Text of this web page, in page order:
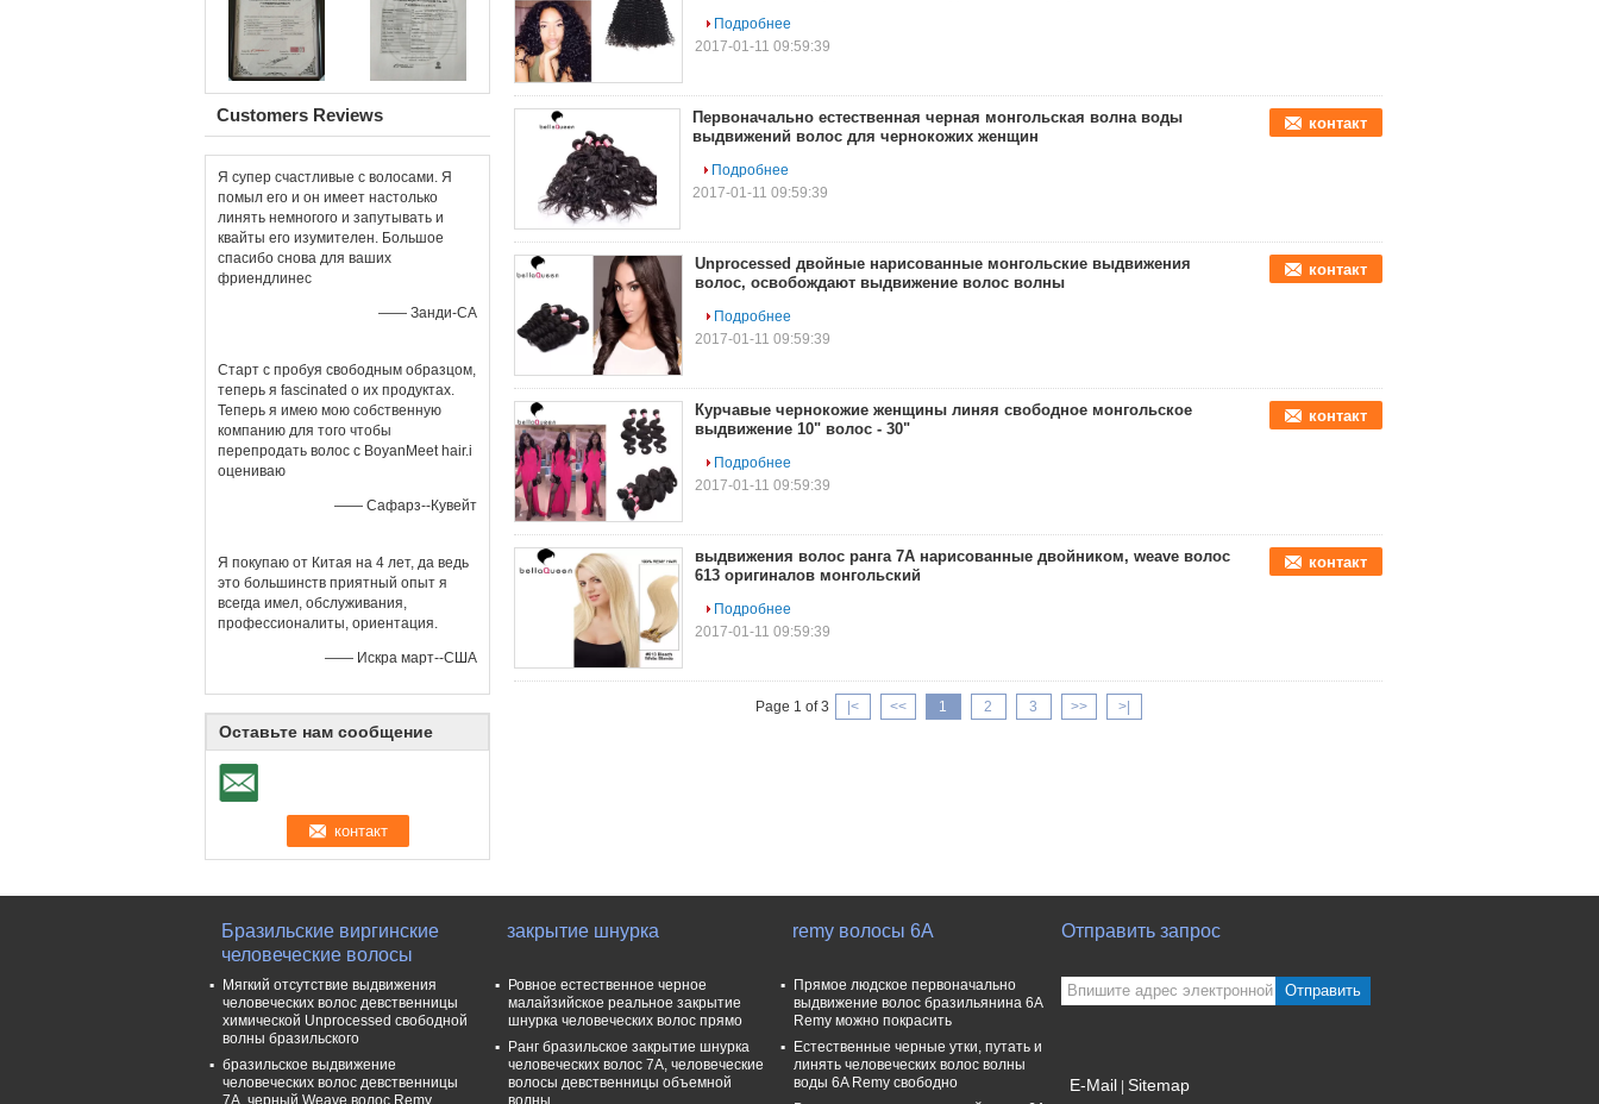
Customers Reviews
Я супер счастливые с волосами. Я
помыл его и он имеет настолько
линять немногого и запутывать и
квайты его изумителен. Большое
спасибо снова для ваших
фриендлинес
—— Занди-СА
Старт с пробуя свободным образцом,
теперь я fascinated о их продуктах.
Теперь я имею мою собственную
компанию для того чтобы
перепродать волос с BoyanMeet hair.i
оцениваю
—— Сафарз--Кувейт
Я покупаю от Китая на 4 лет, да ведь
это большинств приятный опыт я
всегда имел, обслуживания,
профессионалиты, ориентация.
—— Искра март--США
Оставьте нам сообщение
Подробнее
2017-01-11 09:59:39
Первоначально естественная черная монгольская волна воды
выдвижений волос для чернокожих женщин
контакт
Подробнее
2017-01-11 09:59:39
Unprocessed двойные нарисованные монгольские выдвижения
волос, освобождают выдвижение волос волны
контакт
Подробнее
2017-01-11 09:59:39
Курчавые чернокожие женщины линяя свободное монгольское
выдвижение 10" волос - 30"
контакт
Подробнее
2017-01-11 09:59:39
выдвижения волос ранга 7A нарисованные двойником, weave волос
613 оригиналов монгольский
контакт
Подробнее
2017-01-11 09:59:39
Page 1 of 3 |< << 1 2 3 >> >|
Бразильские виргинские
человеческие волосы
Мягкий отсутствие выдвижения
человеческих волос девственницы
химической Unprocessed свободной
волны бразильского
бразильское выдвижение
человеческих волос девственницы
7A, черный Weave волос Remy
закрытие шнурка
Ровное естественное черное
малайзийское реальное закрытие
шнурка человеческих волос прямо
Ранг бразильское закрытие шнурка
человеческих волос 7A, человеческие
волосы девственницы объемной
волны
remy волосы 6A
Прямое людское первоначально
выдвижение волос бразильянина 6A
Remy можно покрасить
Естественные черные утки, путать и
линять человеческих волос волны
воды 6A Remy свободно
Отправить запрос
Отправить
E-Mail | Sitemap